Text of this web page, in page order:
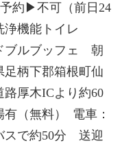
▶不可（前日24
機能トイレ
ブルブッフェ 朝
柄下郡箱根町仙
厚木ICより約60
（無料） 電車：
スで約50分 送迎